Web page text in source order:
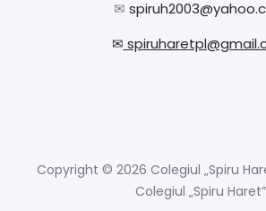
✉
✉
Copyright © 2026 Colegiul „Spiru
Colegiul „Spiru Haret”